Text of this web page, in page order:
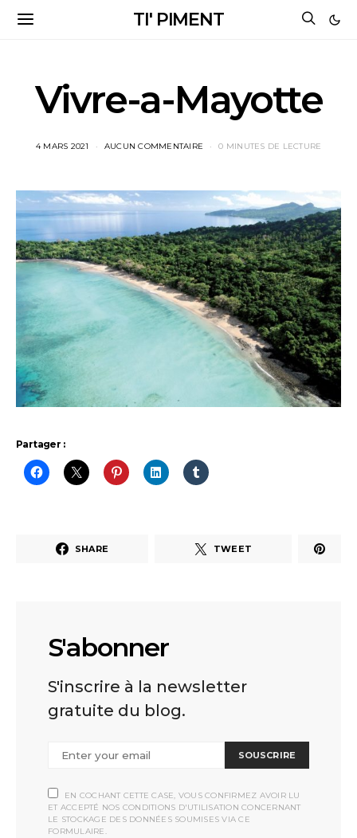
TI' PIMENT
Vivre-a-Mayotte
4 MARS 2021 AUCUN COMMENTAIRE 0 MINUTES DE LECTURE
Partager :
SHARE TWEET
S'abonner
S'inscrire à la newsletter
gratuite du blog.
SOUSCRIRE
EN COCHANT CETTE CASE, VOUS CONFIRMEZ AVOIR LU
ET ACCEPTÉ NOS CONDITIONS D'UTILISATION CONCERNANT
LE STOCKAGE DES DONNÉES SOUMISES VIA CE
FORMULAIRE.